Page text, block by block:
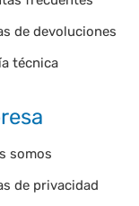
de devoluciones
técnica
somos
de privacidad